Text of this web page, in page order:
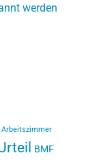
werden
Arbeitszimmer
BMF